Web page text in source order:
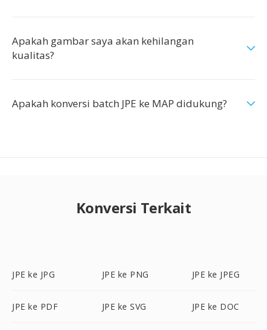
Apakah gambar saya akan kehilangan
kualitas?
Apakah konversi batch JPE ke MAP didukung?
Konversi Terkait
JPE ke JPG JPE ke PNG JPE ke JPEG
JPE ke PDF JPE ke SVG JPE ke DOC